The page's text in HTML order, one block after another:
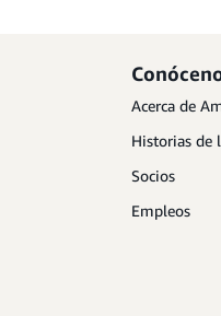
Acerca de
Historias de
Socios
Empleos